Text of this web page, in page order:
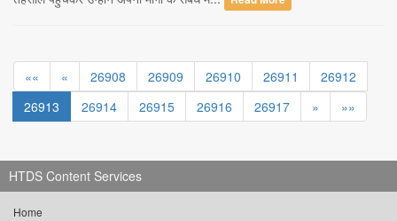
«« « 26908 26909 26910 26911
26912
26913
26914 26915 26916 26917 » »»
HTDS Content Services
Home